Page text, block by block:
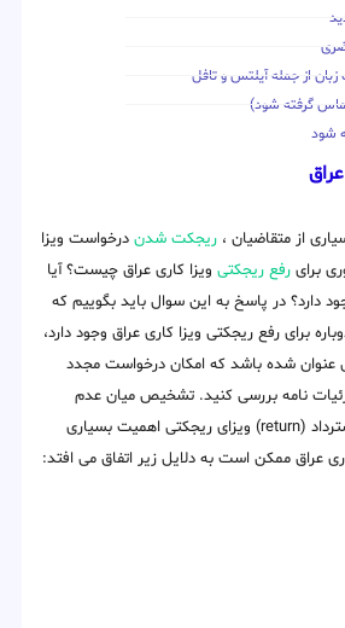
از جمله آیلتس و تافل
گرفته شود)
شود
از متقاضیان ، ریجکت شدن درخواست ویزا
برای رفع ریجکتی ویزا کاری عراق چیست؟ آیا
دارد؟ در پاسخ به این سوال باید بگوییم که
برای رفع ریجکتی ویزا کاری عراق وجود دارد،
عنوان شده باشد که امکان درخواست مجدد
نامه بررسی کنید. تشخیص میان عدم
پذیرش (refusal) و یا استرداد (return) ویزای ریجکتی اهمیت بسیاری
عراق ممکن است به دلایل زیر اتفاق می افتد: